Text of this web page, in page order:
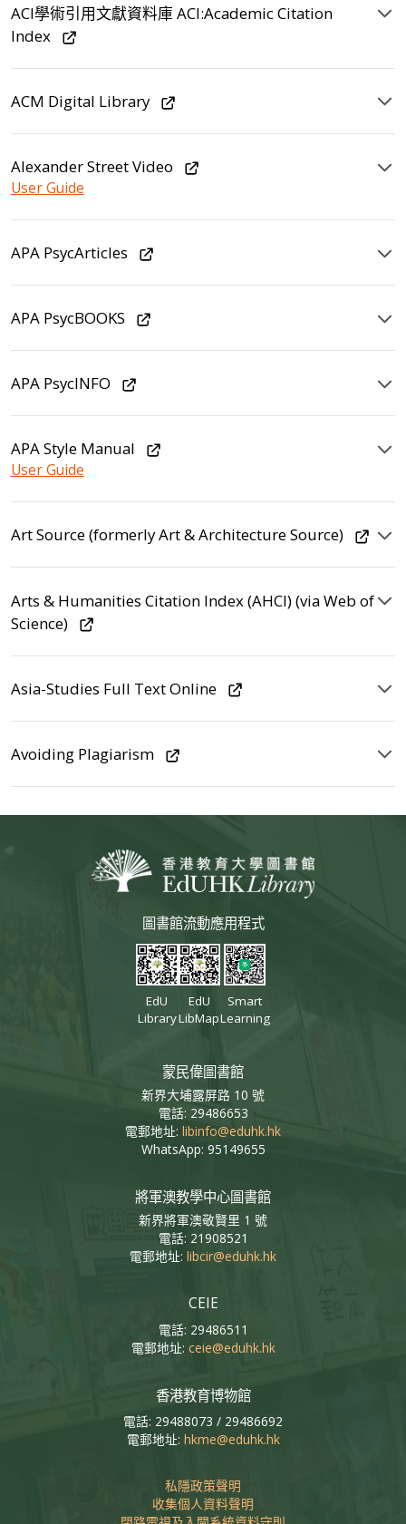
ACI學術引用文獻資料庫 ACI:Academic Citation
Index
ACM Digital Library
Alexander Street Video
User Guide
APA PsycArticles
APA PsycBOOKS
APA PsycINFO
APA Style Manual
User Guide
Art Source (formerly Art & Architecture Source)
Arts & Humanities Citation Index (AHCI) (via Web of
Science)
Asia-Studies Full Text Online
Avoiding Plagiarism
圖書館流動應用程式
EdU
Library
EdU
LibMap
Smart
Learning
蒙民偉圖書館
新界大埔露屏路 10 號
電話: 29486653
電郵地址: libinfo@eduhk.hk
WhatsApp: 95149655
將軍澳教學中心圖書館
新界將軍澳敬賢里 1 號
電話: 21908521
電郵地址: libcir@eduhk.hk
CEIE
電話: 29486511
電郵地址: ceie@eduhk.hk
香港教育博物館
電話: 29488073 / 29486692
電郵地址: hkme@eduhk.hk
私隱政策聲明
收集個人資料聲明